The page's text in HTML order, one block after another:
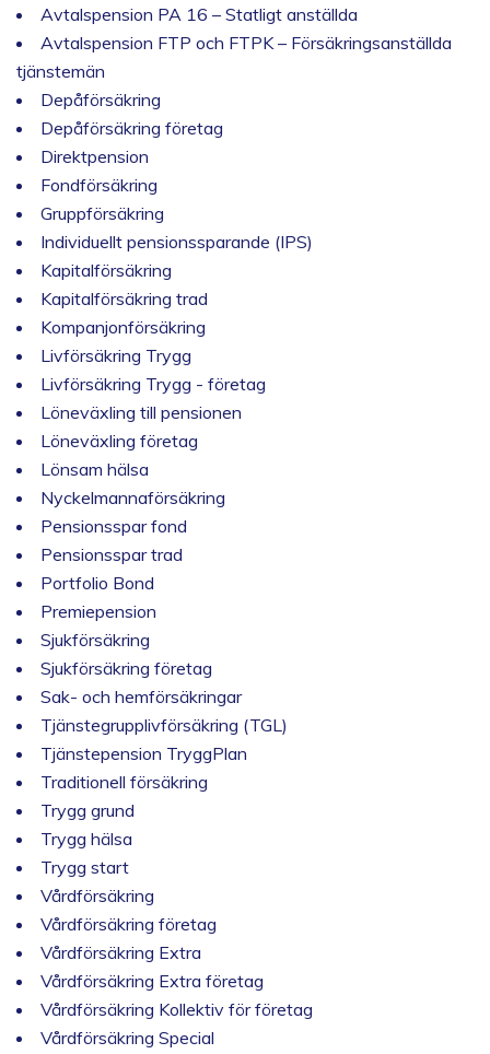
Avtalspension PA 16 – Statligt anställda
Avtalspension FTP och FTPK – Försäkringsanställda
tjänstemän
Depåförsäkring
Depåförsäkring företag
Direktpension
Fondförsäkring
Gruppförsäkring
Individuellt pensionssparande (IPS)
Kapitalförsäkring
Kapitalförsäkring trad
Kompanjonförsäkring
Livförsäkring Trygg
Livförsäkring Trygg - företag
Löneväxling till pensionen
Löneväxling företag
Lönsam hälsa
Nyckelmannaförsäkring
Pensionsspar fond
Pensionsspar trad
Portfolio Bond
Premiepension
Sjukförsäkring
Sjukförsäkring företag
Sak- och hemförsäkringar
Tjänstegrupplivförsäkring (TGL)
Tjänstepension TryggPlan
Traditionell försäkring
Trygg grund
Trygg hälsa
Trygg start
Vårdförsäkring
Vårdförsäkring företag
Vårdförsäkring Extra
Vårdförsäkring Extra företag
Vårdförsäkring Kollektiv för företag
Vårdförsäkring Special